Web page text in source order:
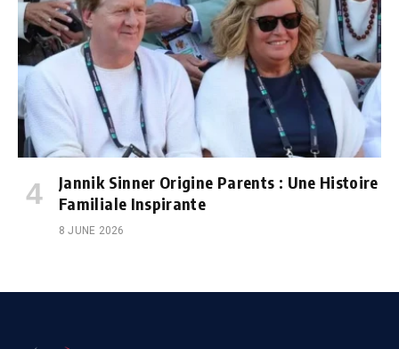
Jannik Sinner Origine Parents : Une Histoire
Familiale Inspirante
8 JUNE 2026